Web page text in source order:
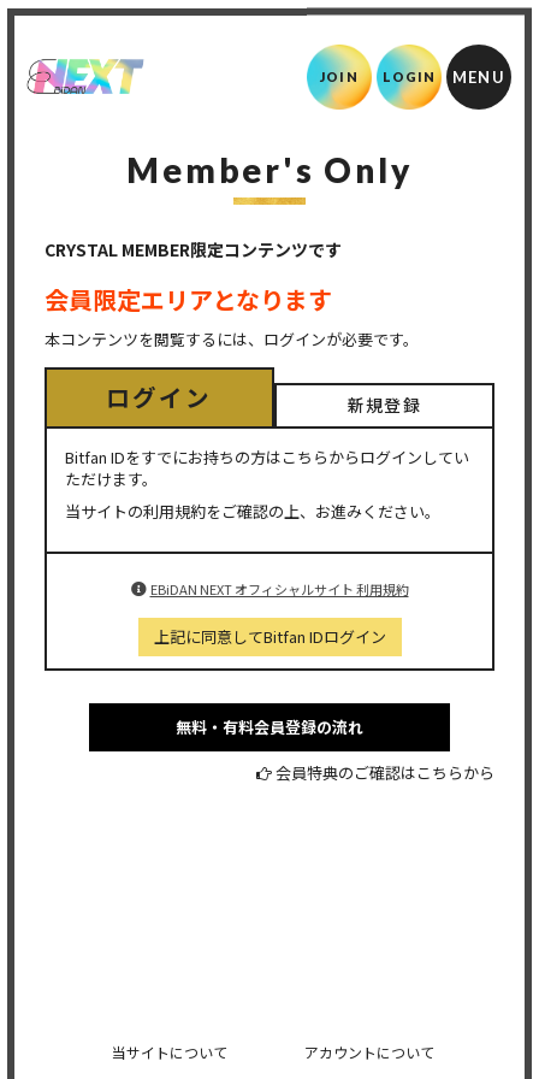
JOIN LOGIN
Member's Only
CRYSTAL MEMBER限定コンテンツです
会員限定エリアとなります
本コンテンツを閲覧するには、ログインが必要です。
ログイン 新規登録
Bitfan IDをすでにお持ちの方はこちらからログインしてい
ただけます。
当サイトの利用規約をご確認の上、お進みください。
EBiDAN NEXT オフィシャルサイト 利用規約
上記に同意してBitfan IDログイン
無料・有料会員登録の流れ
会員特典のご確認はこちらから
当サイトについて アカウントについて